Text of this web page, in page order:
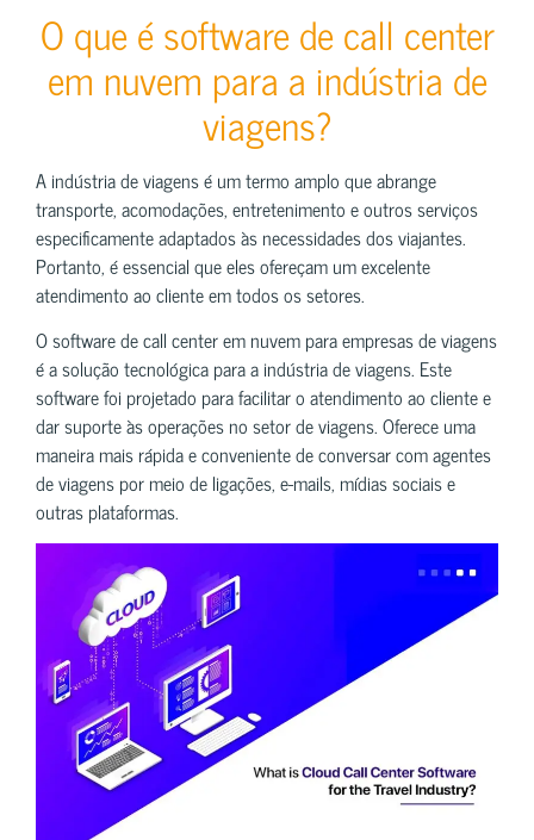
O que é software de call center
em nuvem para a indústria de
viagens?
A indústria de viagens é um termo amplo que abrange
transporte, acomodações, entretenimento e outros serviços
especificamente adaptados às necessidades dos viajantes.
Portanto, é essencial que eles ofereçam um excelente
atendimento ao cliente em todos os setores.
O software de call center em nuvem para empresas de viagens
é a solução tecnológica para a indústria de viagens. Este
software foi projetado para facilitar o atendimento ao cliente e
dar suporte às operações no setor de viagens. Oferece uma
maneira mais rápida e conveniente de conversar com agentes
de viagens por meio de ligações, e-mails, mídias sociais e
outras plataformas.